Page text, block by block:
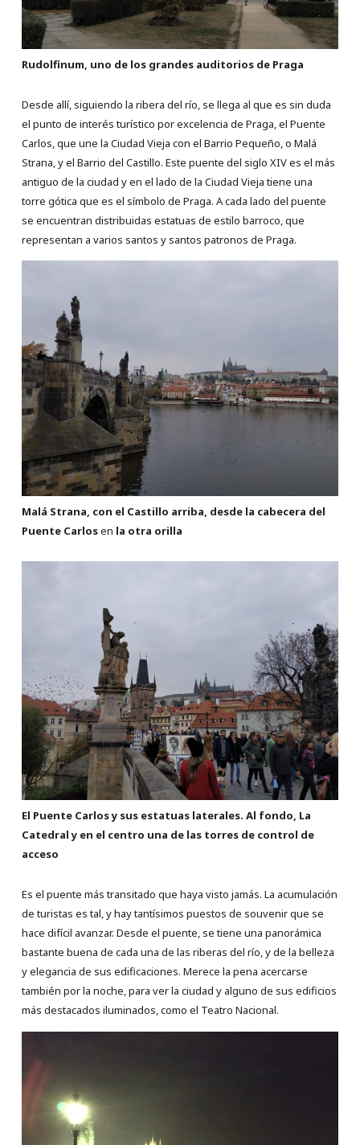
Rudolfinum, uno de los grandes auditorios de Praga
Desde allí, siguiendo la ribera del río, se llega al que es sin duda
el punto de interés turístico por excelencia de Praga, el Puente
Carlos, que une la Ciudad Vieja con el Barrio Pequeño, o Malá
Strana, y el Barrio del Castillo. Este puente del siglo XIV es el más
antiguo de la ciudad y en el lado de la Ciudad Vieja tiene una
torre gótica que es el símbolo de Praga. A cada lado del puente
se encuentran distribuidas estatuas de estilo barroco, que
representan a varios santos y santos patronos de Praga.
Malá Strana, con el Castillo arriba, desde la cabecera del
Puente Carlosen la otra orilla
El Puente Carlos y sus estatuas laterales. Al fondo, La
Catedral y en el centro una de las torres de control de
acceso
Es el puente más transitado que haya visto jamás. La acumulación
de turistas es tal, y hay tantísimos puestos de souvenir que se
hace difícil avanzar. Desde el puente, se tiene una panorámica
bastante buena de cada una de las riberas del río, y de la belleza
y elegancia de sus edificaciones. Merece la pena acercarse
también por la noche, para ver la ciudad y alguno de sus edificios
más destacados iluminados, como el Teatro Nacional.